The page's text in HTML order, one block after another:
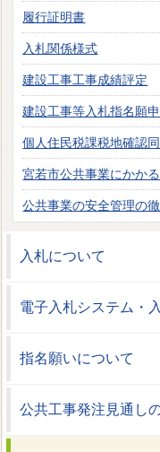
履行証明書
入札関係様式
建設工事工事成績評定
建設工事等入札指名願
個人住民税課税地確認
宮若市公共事業にかか
公共事業の安全管理の
入札について
電子入札システム・
指名願いについて
公共工事発注見通し